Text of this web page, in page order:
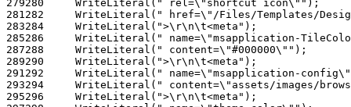
279280
281282
283284
285286
287288
289290
291292
293294
295296